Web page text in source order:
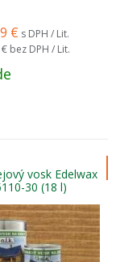
€ s DPH / Lit.
bez DPH / Lit.
vosk Edelwax
30 (18 l)